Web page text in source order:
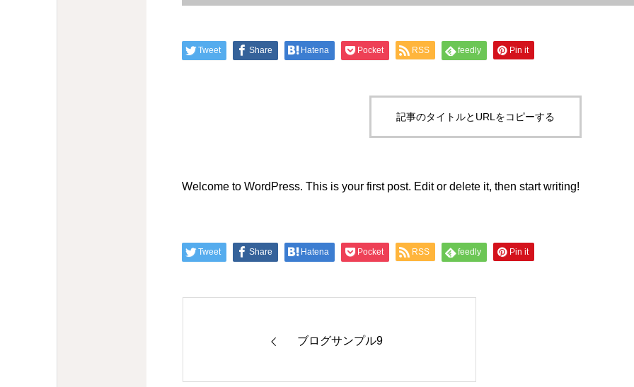
Tweet Share Hatena Pocket RSS feedly Pin it
記事のタイトルとURLをコピーする
Welcome to WordPress. This is your first post. Edit or delete it, then start writing!
Tweet Share Hatena Pocket RSS feedly Pin it
ブログサンプル9